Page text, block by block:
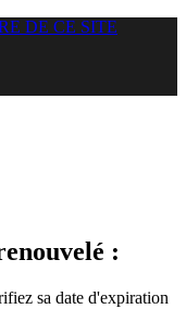
DE CE SITE
:
sa date d'expiration